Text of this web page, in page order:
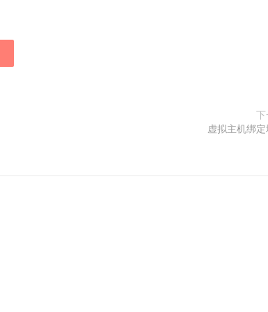
下
虚拟主机绑定